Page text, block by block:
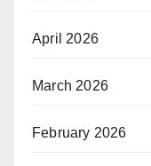
April 2026
March 2026
February 2026